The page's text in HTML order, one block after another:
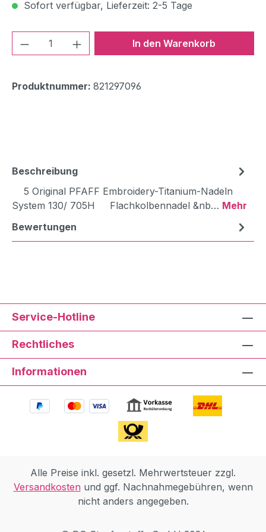
Sofort verfügbar, Lieferzeit: 2-5 Tage
Produkt Anzahl: Gib denIn den Warenkorb
Produktnummer: 821297096
Beschreibung
5 Original PFAFF Embroidery-Titanium-Nadeln
System 130/ 705H Flachkolbennadel &nb… Mehr
Bewertungen
Service-Hotline
Rechtliches
Informationen
Alle Preise inkl. gesetzl. Mehrwertsteuer zzgl.
Versandkosten und ggf. Nachnahmegebühren, wenn
nicht anders angegeben.